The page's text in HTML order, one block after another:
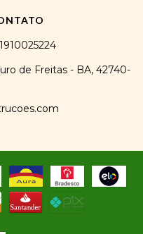
de Freitas - BA, 42740-